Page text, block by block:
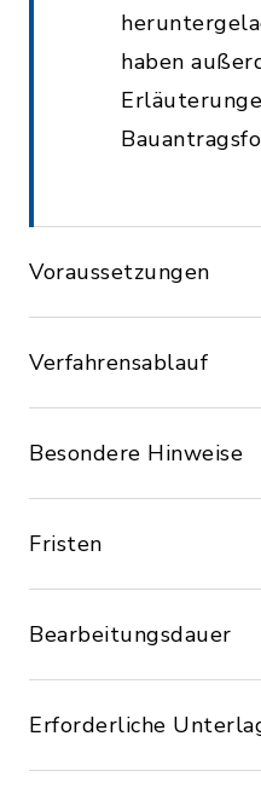
haben
Voraussetzungen
Verfahrensablauf
Besondere Hinweise
Fristen
Bearbeitungsdauer
Erforderliche